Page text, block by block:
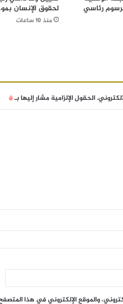
رئاسي
لحقوق الإنسان
منذ 10 ساعات
الحقول الإلزامية مشار إليها بـ*
والموقع الإلكتروني في هذا